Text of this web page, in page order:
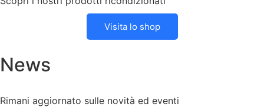
Visita lo shop
News
Rimani aggiornato sulle novità ed eventi